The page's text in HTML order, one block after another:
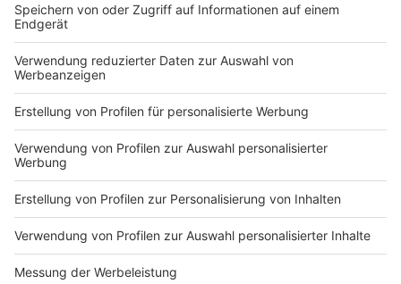
Du hast dir noch keine Artikel gemerkt
Markiere sie hierfür mit einem